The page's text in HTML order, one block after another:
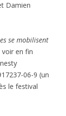
Damien
se mobilisent
en fin
06-9 (un
le festival